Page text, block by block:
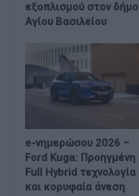
εξοπλισμού στον δήμο
Αγίου Βασιλείου
e-νημερώσου 2026 –
Ford Kuga: Προηγμένη
Full Hybrid τεχνολογία
και κορυφαία άνεση